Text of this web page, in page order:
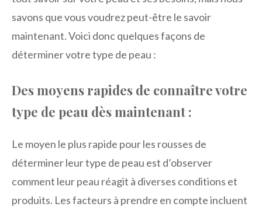
savons que vous voudrez peut-être le savoir
maintenant. Voici donc quelques façons de
déterminer votre type de peau :
Des moyens rapides de connaître votre
type de peau dès maintenant :
Le moyen le plus rapide pour les rousses de
déterminer leur type de peau est d’observer
comment leur peau réagit à diverses conditions et
produits. Les facteurs à prendre en compte incluent